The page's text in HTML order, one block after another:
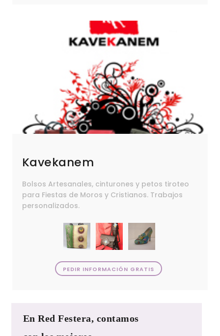
Kavekanem
Bolsos Artesanales, cinturones y petos tiroteo
para Fiestas de Moros y Cristianos. Trabajos
personalizados.
PEDIR INFORMACIÓN GRATIS
En Red Festera, contamos